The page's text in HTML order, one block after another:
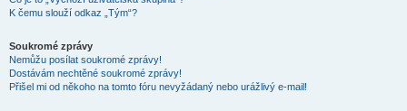
K čemu slouží odkaz „Tým“?
Soukromé zprávy
Nemůžu posílat soukromé zprávy!
Dostávám nechtěné soukromé zprávy!
Přišel mi od někoho na tomto fóru nevyžádaný nebo urážlivý e-mail!